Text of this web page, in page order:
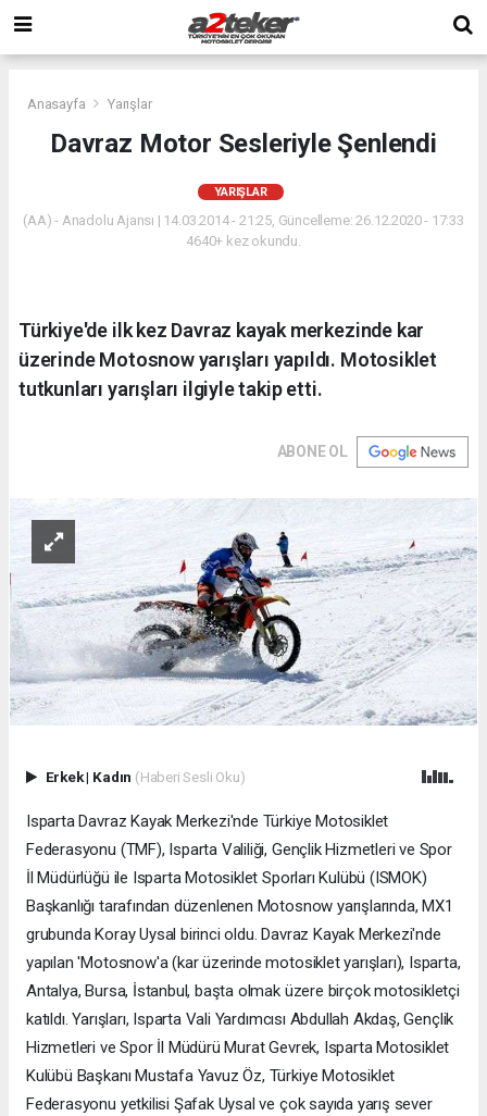
Anasayfa Yarışlar
Davraz Motor Sesleriyle Şenlendi
YARIŞLAR
(AA) - Anadolu Ajansı | 14.03.2014 - 21:25, Güncelleme: 26.12.2020 - 17:33
4640+ kez okundu.
Türkiye'de ilk kez Davraz kayak merkezinde kar
üzerinde Motosnow yarışları yapıldı. Motosiklet
tutkunları yarışları ilgiyle takip etti.
ABONE OL
Erkek| Kadın (Haberi Sesli Oku)
Isparta Davraz Kayak Merkezi'nde Türkiye Motosiklet
Federasyonu (TMF), Isparta Valiliği, Gençlik Hizmetleri ve Spor
İl Müdürlüğü ile Isparta Motosiklet Sporları Kulübü (ISMOK)
Başkanlığı tarafından düzenlenen Motosnow yarışlarında, MX1
grubunda Koray Uysal birinci oldu. Davraz Kayak Merkezi'nde
yapılan 'Motosnow'a (kar üzerinde motosiklet yarışları), Isparta,
Antalya, Bursa, İstanbul, başta olmak üzere birçok motosikletçi
katıldı. Yarışları, Isparta Vali Yardımcısı Abdullah Akdaş, Gençlik
Hizmetleri ve Spor İl Müdürü Murat Gevrek, Isparta Motosiklet
Kulübü Başkanı Mustafa Yavuz Öz, Türkiye Motosiklet
Federasyonu yetkilisi Şafak Uysal ve çok sayıda yarış sever